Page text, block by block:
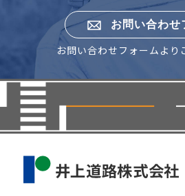
お問い合わせ
お問い合わせフォームより